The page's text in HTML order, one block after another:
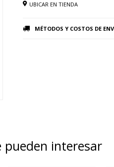
UBICAR EN TIENDA
MÉTODOS Y COSTOS DE
pueden interesar